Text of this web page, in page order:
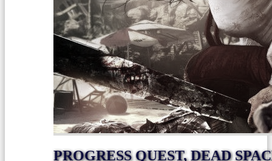
PROGRESS QUEST, DEAD